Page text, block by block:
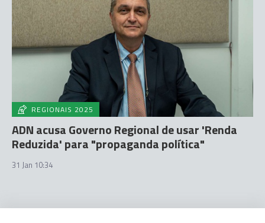
REGIONAIS 2025
ADN acusa Governo Regional de usar 'Renda
Reduzida' para "propaganda política"
31 Jan 10:34